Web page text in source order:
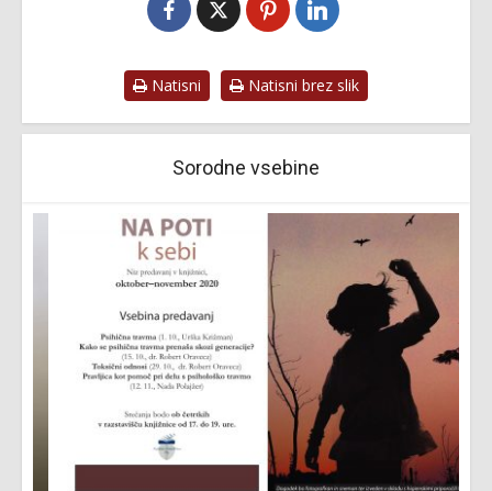
Natisni Natisni brez slik
Sorodne vsebine